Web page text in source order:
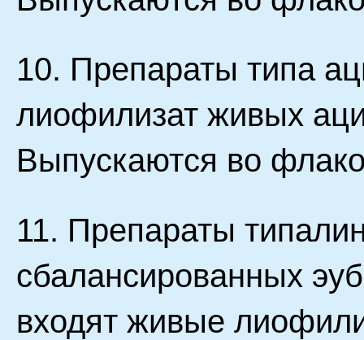
10. Препараты типа
лиофилизат живых
Выпускаются во
11. Препараты
сбалансированных
входят живые